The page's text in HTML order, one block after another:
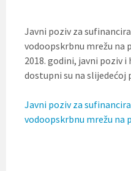
Javni poziv za
vodoopskrbnu mrežu na
2018. godini, javni poziv
dostupni su na slijedećoj
Javni poziv za
vodoopskrbnu mrežu na